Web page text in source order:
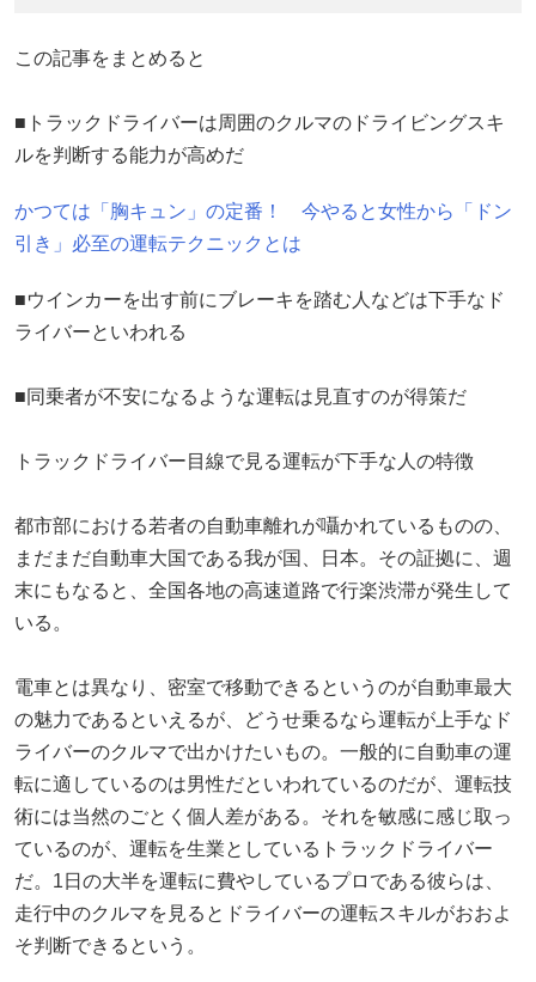
この記事をまとめると
■トラックドライバーは周囲のクルマのドライビングスキ
ルを判断する能力が高めだ
かつては「胸キュン」の定番！ 今やると女性から「ドン
引き」必至の運転テクニックとは
■ウインカーを出す前にブレーキを踏む人などは下手なド
ライバーといわれる
■同乗者が不安になるような運転は見直すのが得策だ
トラックドライバー目線で見る運転が下手な人の特徴
都市部における若者の自動車離れが囁かれているものの、
まだまだ自動車大国である我が国、日本。その証拠に、週
末にもなると、全国各地の高速道路で行楽渋滞が発生して
いる。
電車とは異なり、密室で移動できるというのが自動車最大
の魅力であるといえるが、どうせ乗るなら運転が上手なド
ライバーのクルマで出かけたいもの。一般的に自動車の運
転に適しているのは男性だといわれているのだが、運転技
術には当然のごとく個人差がある。それを敏感に感じ取っ
ているのが、運転を生業としているトラックドライバー
だ。1日の大半を運転に費やしているプロである彼らは、
走行中のクルマを見るとドライバーの運転スキルがおおよ
そ判断できるという。